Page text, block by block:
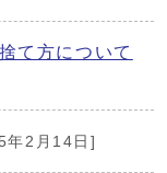
て方について
年2月14日]